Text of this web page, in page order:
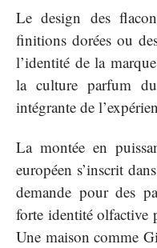
Le design des
finitions dorées ou
l’identité de la
la culture parfum
intégrante de
La montée en
européen s’inscrit
demande pour des
forte identité olfactive
Une maison comme